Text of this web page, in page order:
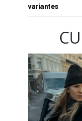
variantes